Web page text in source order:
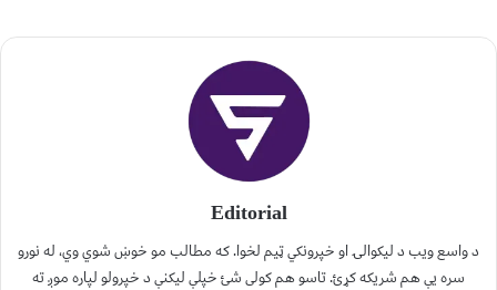
Editorial
د واسع ویب د لیکوالۍ او خپرونکي ټیم لخوا. که مطالب مو خوښ شوي وي، له نورو
سره یې هم شریکه کړئ. تاسو هم کولی شئ خپلې لیکنې د خپرولو لپاره موږ ته